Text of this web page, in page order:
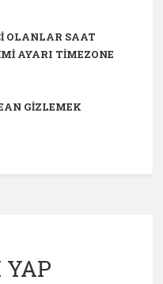
OLANLAR SAAT
AYARI TIMEZONE
GIZLEMEK
YAP